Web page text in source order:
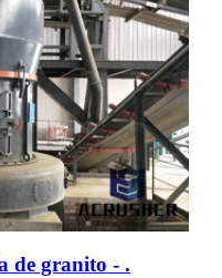
de granito - .